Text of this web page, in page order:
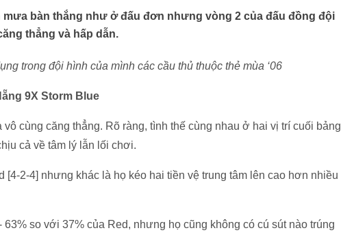
bàn thắng như ở đấu đơn nhưng vòng 2 của đấu đồng đội
thẳng và hấp dẫn.
trong đội hình của mình các cầu thủ thuộc thẻ mùa ‘06
9X Storm Blue
cùng căng thẳng. Rõ ràng, tình thế cùng nhau ở hai vị trí cuối bảng
cả về tâm lý lẫn lối chơi.
2-4] nhưng khác là họ kéo hai tiền vệ trung tâm lên cao hơn nhiều
63% so với 37% của Red, nhưng họ cũng không có cú sút nào trúng